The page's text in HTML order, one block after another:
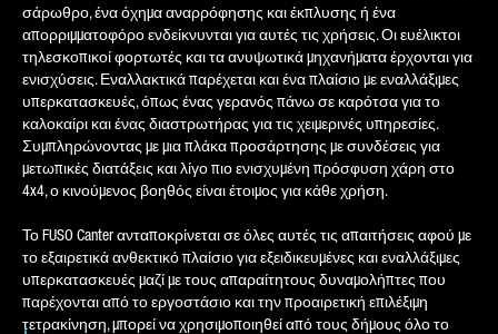
σάρωθρο, ένα όχημα αναρρόφησης και έκπλυσης ή ένα
απορριμματοφόρο ενδείκνυνται για αυτές τις χρήσεις. Οι ευέλικτοι
τηλεσκοπικοί φορτωτές και τα ανυψωτικά μηχανήματα έρχονται για
ενισχύσεις. Εναλλακτικά παρέχεται και ένα πλαίσιο με εναλλάξιμες
υπερκατασκευές, όπως ένας γερανός πάνω σε καρότσα για το
καλοκαίρι και ένας διαστρωτήρας για τις χειμερινές υπηρεσίες.
Συμπληρώνοντας με μια πλάκα προσάρτησης με συνδέσεις για
μετωπικές διατάξεις και λίγο πιο ενισχυμένη πρόσφυση χάρη στο
4x4, ο κινούμενος βοηθός είναι έτοιμος για κάθε χρήση.
Το FUSO Canter ανταποκρίνεται σε όλες αυτές τις απαιτήσεις αφού με
το εξαιρετικά ανθεκτικό πλαίσιο για εξειδικευμένες και εναλλάξιμες
υπερκατασκευές μαζί με τους απαραίτητους δυναμολήπτες που
παρέχονται από το εργοστάσιο και την προαιρετική επιλέξιμη
τετρακίνηση, μπορεί να χρησιμοποιηθεί από τους δήμους όλο το
ΑΡΙΘΜΌΣ ΤΗΛΕΦΏΝΟΥ*
ΤΟ ΜΉΝΥΜΆ ΣΑΣ (ΠΡΟΑΙΡΕΤΙΚΉ
ΕΠΙΛΟΓΉ)